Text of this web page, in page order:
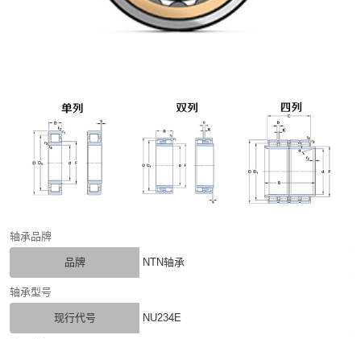
轴承品牌
品牌 NTN轴承
轴承型号
现行代号 NU234E